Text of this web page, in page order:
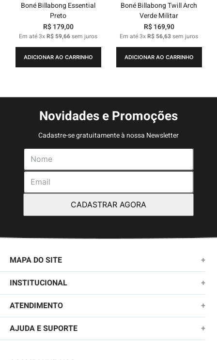
Boné Billabong Essential
Preto
R$ 179,00
Em até3xR$ 59,66sem juros
ADICIONAR AO CARRINHO
Boné Billabong Twill Arch
Verde Militar
R$ 169,90
Em até3xR$ 56,63sem juros
ADICIONAR AO CARRINHO
Novidades e Promoções
Cadastre-se gratuitamente à nossa Newsletter
CADASTRAR AGORA
MAPA DO SITE +
NOVIDADES
MASCULINO
KIDS
FEMININO
INSTITUCIONAL +
SOBRE NÓS
TROCAS E DEVOLUÇÕES
POLÍTICA DE ENTREGA
ATENDIMENTO +
(11)2010-1028
AJUDA E SUPORTE +